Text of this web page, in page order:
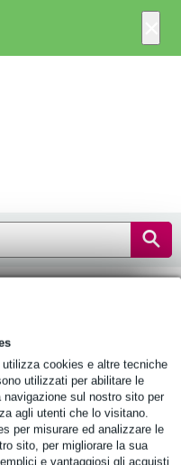
utilizza cookies e altre tecniche
utilizzati per abilitare le
sul nostro sito per
agli utenti che lo visitano.
per misurare ed analizzare le
sito, per migliorare la sua
e vantaggiosi gli acquisti